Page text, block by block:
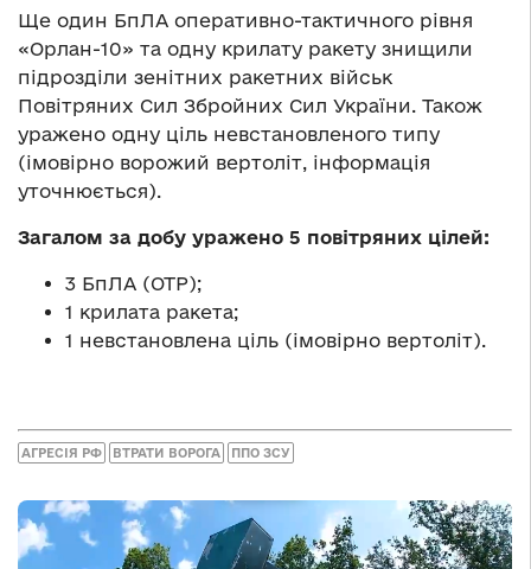
Ще один БпЛА оперативно-тактичного рівня
«Орлан-10» та одну крилату ракету знищили
підрозділи зенітних ракетних військ
Повітряних Сил Збройних Сил України. Також
уражено одну ціль невстановленого типу
(імовірно ворожий вертоліт, інформація
уточнюється).
Загалом за добу уражено 5 повітряних цілей:
3 БпЛА (ОТР);
1 крилата ракета;
1 невстановлена ціль (імовірно вертоліт).
АГРЕСІЯ РФ ВТРАТИ ВОРОГА ППО ЗСУ